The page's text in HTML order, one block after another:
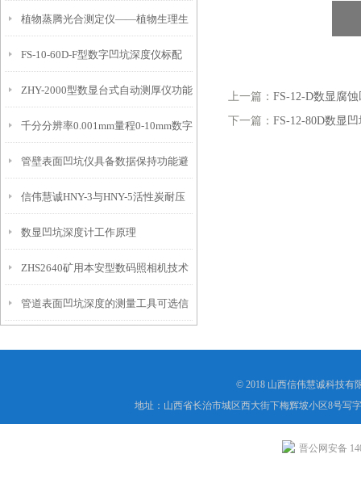
便携式检测工具
植物蒸腾光合测定仪——植物生理生
态的实时监测设备
FS-10-60D-F型数字凹坑深度仪标配
IP54级表头分辨率0.01mm量程
10mm！
ZHY-2000型数显台式自动测厚仪功能
特点
千分分辨率0.001mm量程0-10mm数字
埋头度仪技术参数！
管壁表面凹坑仪具备数据保持功能避
免测试过程中测针移动导致数据变动
信伟慧诚HNY-3与HNY-5活性炭耐压
强度测定仪技术参数！
数显凹坑深度计工作原理
ZHS2640矿用本安型数码照相机技术
参数！
管道表面凹坑深度的测量工具可选信
上一篇： FS-12-D数显腐
下一篇： FS-12-80D数显
© 2018 山西信伟慧诚科技有
地址：山西省长治市城区西大街下梅辉坡小区8号写
晋公网安备